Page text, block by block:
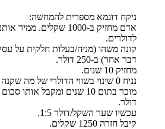
ניקח דוגמא מספרית להמחשה:
לדולרים.
קונה משהו (מניה/בעלות חלקית על
דבר אחר) ב-250 דולר.
מחזיק 10 שנים.
נניח 0 שינוי בשווי הדולרי של מה שקנה בתקופה זו.
דולר.
עכשיו שער השקל/דולר 1:5.
קיבל חזרה 1250 שקלים.